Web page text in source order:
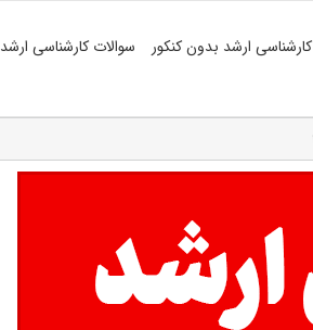
کارشناسی ارشد بدون کنکور سوالات کارشناسی ارشد